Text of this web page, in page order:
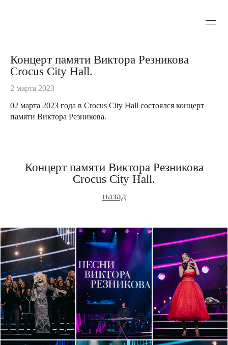
Концерт памяти Виктора Резникова
Crocus City Hall.
2 марта 2023
02 марта 2023 года в Crocus City Hall состоялся концерт
памяти Виктора Резникова.
Концерт памяти Виктора Резникова
Crocus City Hall.
назад